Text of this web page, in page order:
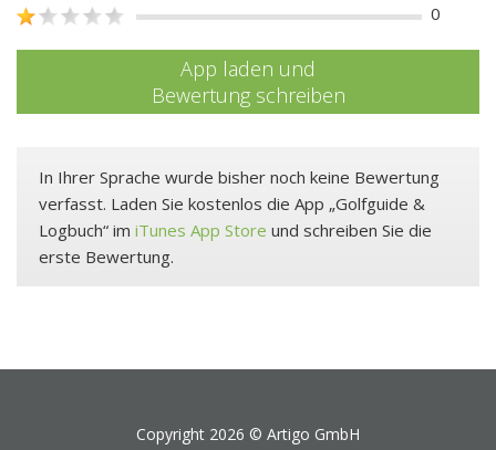
0
App laden und
Bewertung schreiben
In Ihrer Sprache wurde bisher noch keine Bewertung
verfasst. Laden Sie kostenlos die App „Golfguide &
Logbuch“ im iTunes App Store und schreiben Sie die
erste Bewertung.
Copyright 2026 © Artigo GmbH